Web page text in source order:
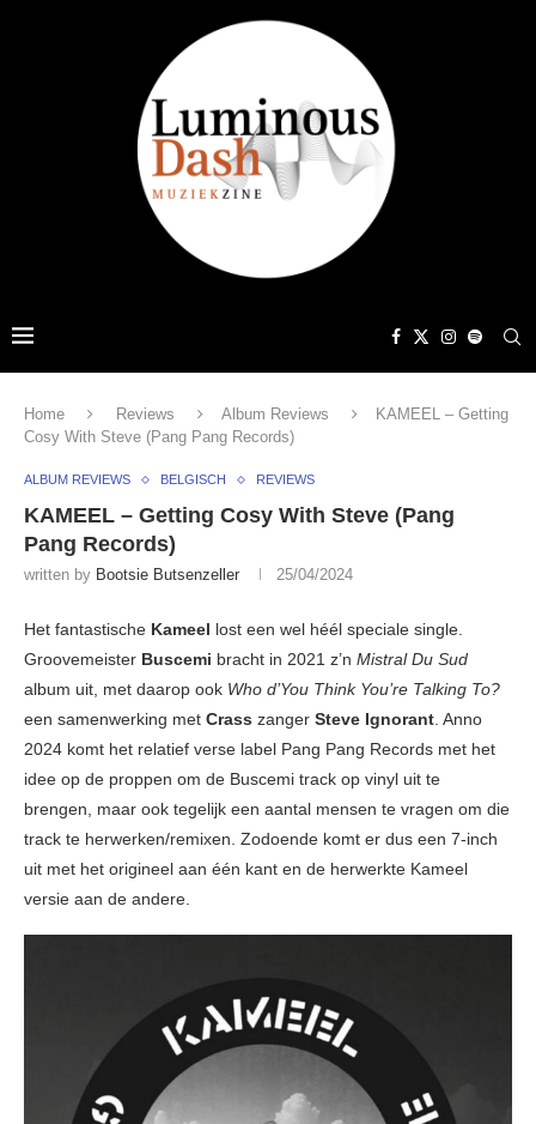
Home Reviews Album Reviews
KAMEEL – Getting
Cosy With Steve (Pang Pang Records)
ALBUM REVIEWS BELGISCH REVIEWS
KAMEEL – Getting Cosy With Steve (Pang
Pang Records)
written by Bootsie Butsenzeller 25/04/2024
Het fantastische Kameel lost een wel héél speciale single.
Groovemeister Buscemi bracht in 2021 z’n Mistral Du Sud
album uit, met daarop ook Who d’You Think You’re Talking To?
een samenwerking met Crass zanger Steve Ignorant. Anno
2024 komt het relatief verse label Pang Pang Records met het
idee op de proppen om de Buscemi track op vinyl uit te
brengen, maar ook tegelijk een aantal mensen te vragen om die
track te herwerken/remixen. Zodoende komt er dus een 7-inch
uit met het origineel aan één kant en de herwerkte Kameel
versie aan de andere.